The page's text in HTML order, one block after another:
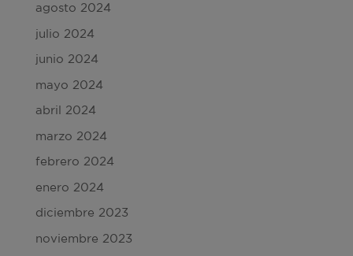
agosto 2024
julio 2024
junio 2024
mayo 2024
abril 2024
marzo 2024
febrero 2024
enero 2024
diciembre 2023
noviembre 2023